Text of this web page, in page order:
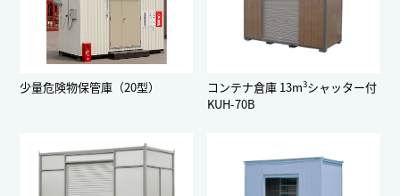
少量危険物保管庫（20型） コンテナ倉庫 13m3シャッター付
KUH-70B